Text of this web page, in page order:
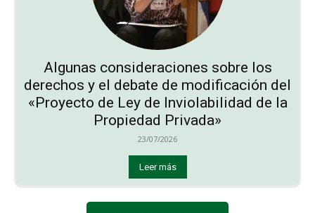
Algunas consideraciones sobre los
derechos y el debate de modificación del
«Proyecto de Ley de Inviolabilidad de la
Propiedad Privada»
23/07/2026
Leer más